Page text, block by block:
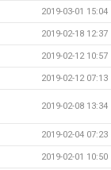
2019-03-01 15:04
2019-02-18 12:37
2019-02-12 10:57
2019-02-12 07:13
2019-02-08 13:34
2019-02-04 07:23
2019-02-01 10:50